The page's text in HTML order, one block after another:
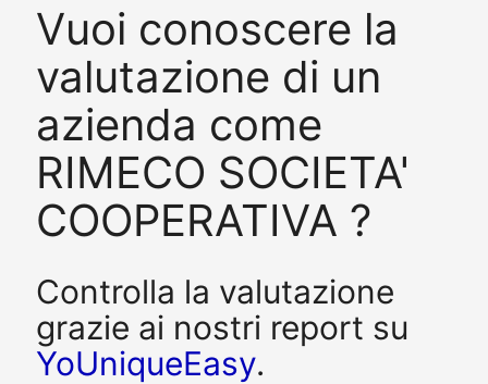
Vuoi conoscere la
valutazione di un
azienda come
RIMECO SOCIETA'
COOPERATIVA ?
Controlla la valutazione
grazie ai nostri report su
YoUniqueEasy.